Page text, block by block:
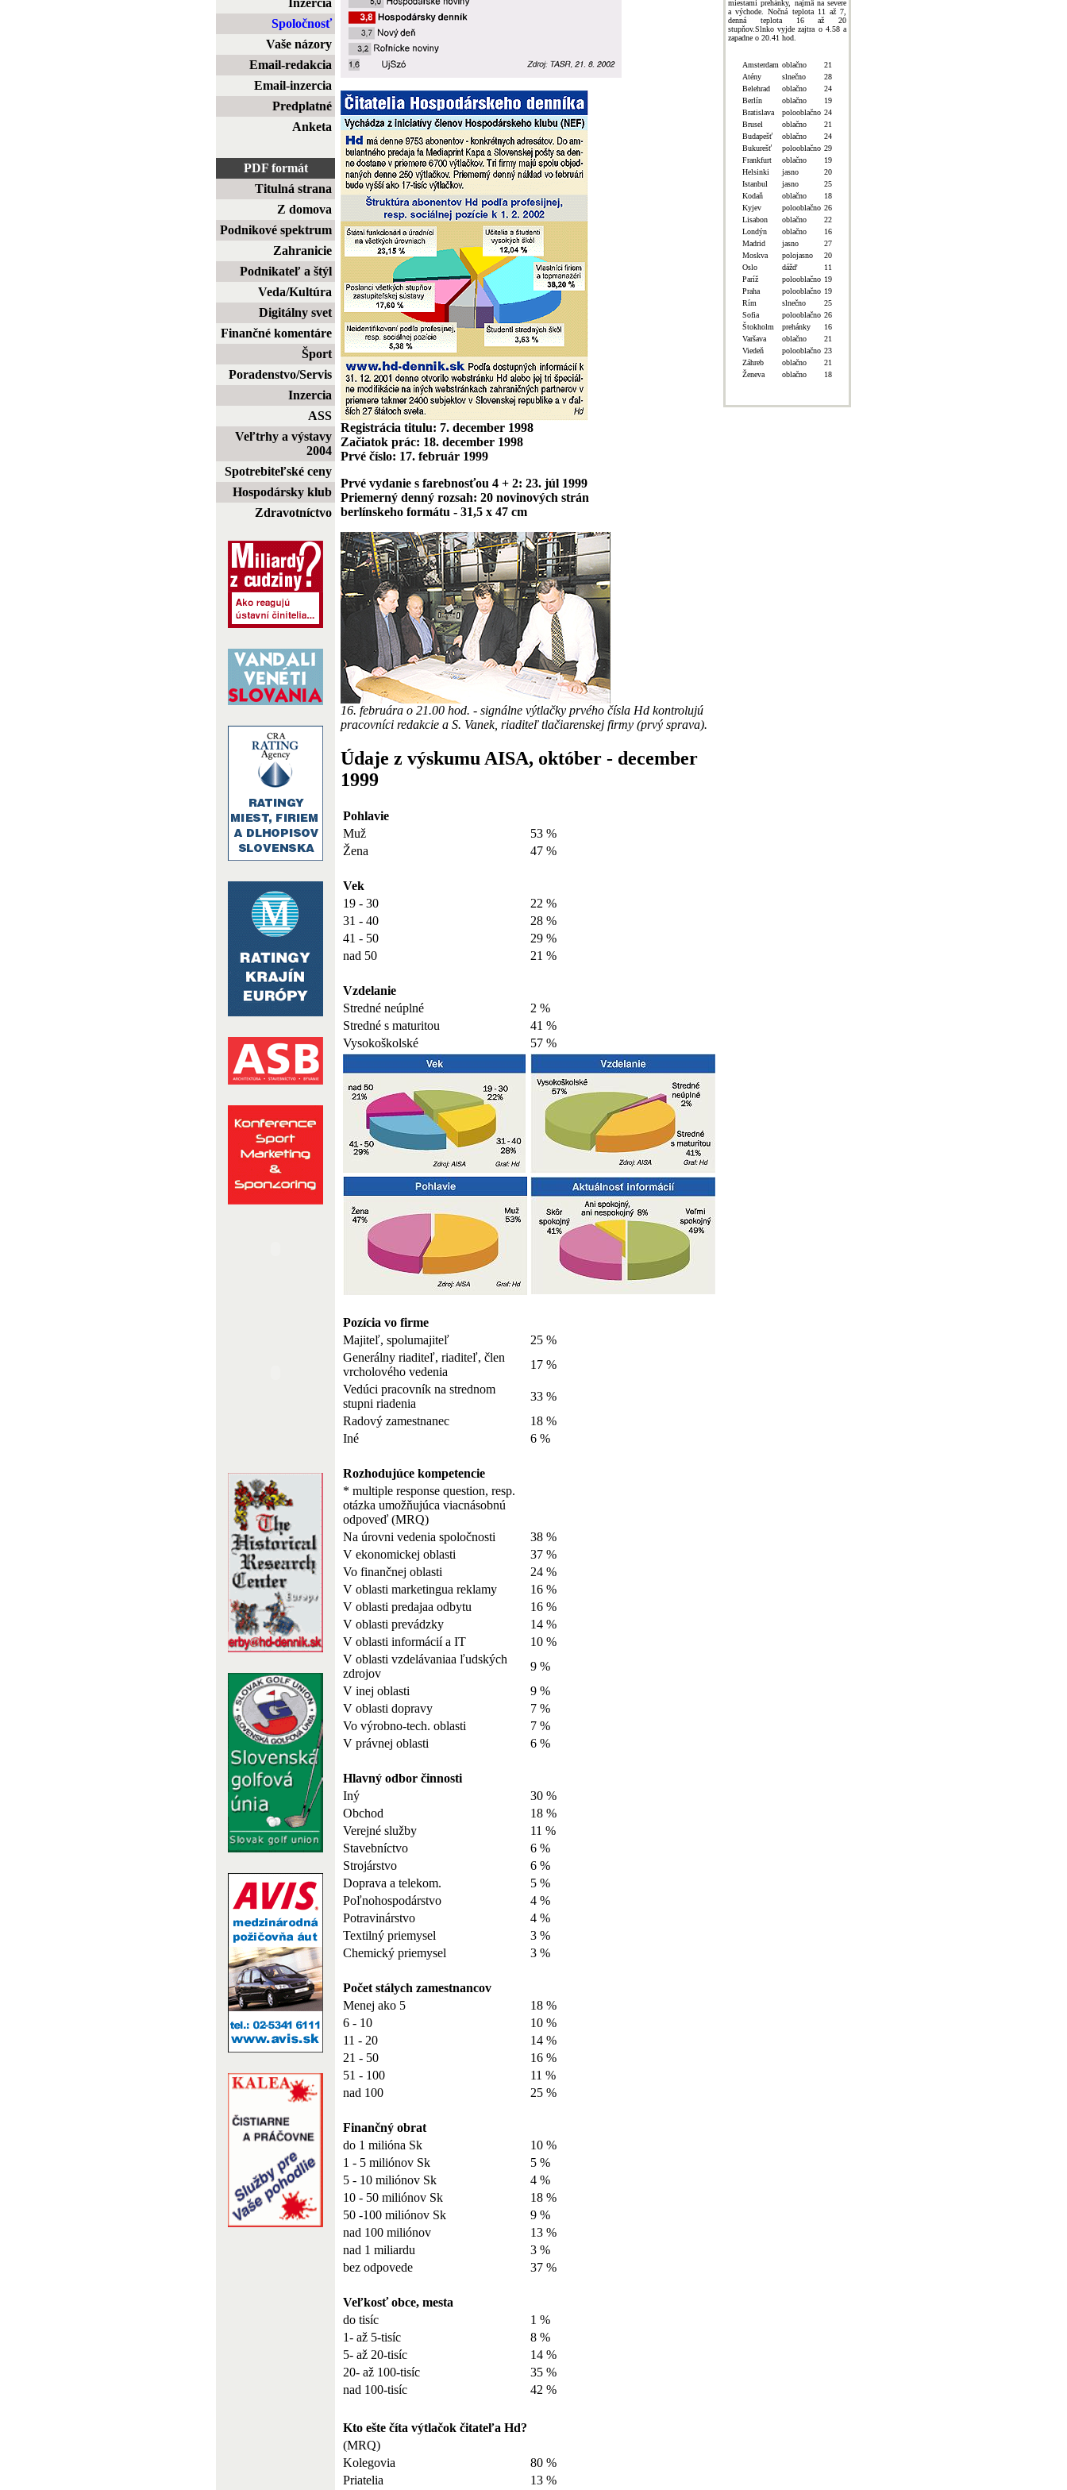
Inzercia
Spoločnosť
Vaše názory
Email-redakcia
Email-inzercia
Predplatné
Anketa
PDF formát
Titulná strana
Z domova
Podnikové spektrum
Zahranicie
Podnikateľ a štýl
Veda/Kultúra
Digitálny svet
Finančné komentáre
Šport
Poradenstvo/Servis
Inzercia
ASS
Veľtrhy a výstavy
2004
Spotrebiteľské ceny
Hospodársky klub
Zdravotníctvo
Registrácia titulu: 7. december 1998
Začiatok prác: 18. december 1998
Prvé číslo: 17. február 1999
Prvé vydanie s farebnosťou 4 + 2: 23. júl 1999
Priemerný denný rozsah: 20 novinových strán
berlínskeho formátu - 31,5 x 47 cm
16. februára o 21.00 hod. - signálne výtlačky prvého čísla Hd kontrolujú
pracovníci redakcie a S. Vanek, riaditeľ tlačiarenskej firmy (prvý sprava).
Údaje z výskumu AISA, október - december
1999
Pohlavie
Muž
53 %
Žena
47 %
Vek
19 - 30
22 %
31 - 40
28 %
41 - 50
29 %
nad 50
21 %
Vzdelanie
Stredné neúplné
2 %
Stredné s maturitou
41 %
Vysokoškolské
57 %
Pozícia vo firme
Majiteľ, spolumajiteľ
25 %
Generálny riaditeľ, riaditeľ, člen
vrcholového vedenia
17 %
Vedúci pracovník na strednom
stupni riadenia
33 %
Radový zamestnanec
18 %
Iné
6 %
Rozhodujúce kompetencie
* multiple response question, resp.
otázka umožňujúca viacnásobnú
odpoveď (MRQ)
Na úrovni vedenia spoločnosti
38 %
V ekonomickej oblasti
37 %
Vo finančnej oblasti
24 %
V oblasti marketingua reklamy
16 %
V oblasti predajaa odbytu
16 %
V oblasti prevádzky
14 %
V oblasti informácií a IT
10 %
V oblasti vzdelávaniaa ľudských
zdrojov
9 %
V inej oblasti
9 %
V oblasti dopravy
7 %
Vo výrobno-tech. oblasti
7 %
V právnej oblasti
6 %
Hlavný odbor činnosti
Iný
30 %
Obchod
18 %
Verejné služby
11 %
Stavebníctvo
6 %
Strojárstvo
6 %
Doprava a telekom.
5 %
Poľnohospodárstvo
4 %
Potravinárstvo
4 %
Textilný priemysel
3 %
Chemický priemysel
3 %
Počet stálych zamestnancov
Menej ako 5
18 %
6 - 10
10 %
11 - 20
14 %
21 - 50
16 %
51 - 100
11 %
nad 100
25 %
Finančný obrat
do 1 milióna Sk
10 %
1 - 5 miliónov Sk
5 %
5 - 10 miliónov Sk
4 %
10 - 50 miliónov Sk
18 %
50 -100 miliónov Sk
9 %
nad 100 miliónov
13 %
nad 1 miliardu
3 %
bez odpovede
37 %
Veľkosť obce, mesta
do tisíc
1 %
1- až 5-tisíc
8 %
5- až 20-tisíc
14 %
20- až 100-tisíc
35 %
nad 100-tisíc
42 %
Kto ešte číta výtlačok čitateľa Hd?
(MRQ)
Kolegovia
80 %
Priatelia
13 %
miestami prehánky, najmä na severe
a východe. Nočná teplota 11 až 7,
denná teplota 16 až 20
stupňov.Slnko vyjde zajtra o 4.58 a
zapadne o 20.41 hod.
Amsterdam oblačno
21
Atény
slnečno
28
Belehrad
oblačno
24
Berlín
oblačno
19
Bratislava
polooblačno 24
Brusel
oblačno
21
Budapešť
oblačno
24
Bukurešť
polooblačno 29
Frankfurt
oblačno
19
Helsinki
jasno
20
Istanbul
jasno
25
Kodaň
oblačno
18
Kyjev
polooblačno 26
Lisabon
oblačno
22
Londýn
oblačno
16
Madrid
jasno
27
Moskva
polojasno
20
Oslo
dážď
11
Paríž
polooblačno 19
Praha
polooblačno 19
Rím
slnečno
25
Sofia
polooblačno 26
Štokholm
prehánky
16
Varšava
oblačno
21
Viedeň
polooblačno 23
Záhreb
oblačno
21
Ženeva
oblačno 18